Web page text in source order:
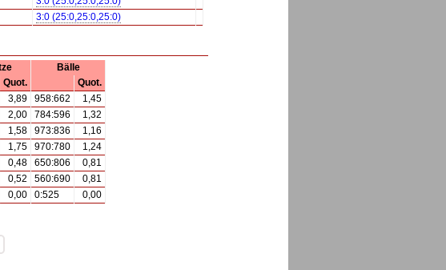
3:0 (25:0,25:0,25:0)
Bälle
Quot.
Quot.
3,89 958:662
1,45
2,00 784:596
1,32
1,58 973:836
1,16
1,75 970:780
1,24
0,48 650:806
0,81
0,52 560:690
0,81
0,00 0:525
0,00